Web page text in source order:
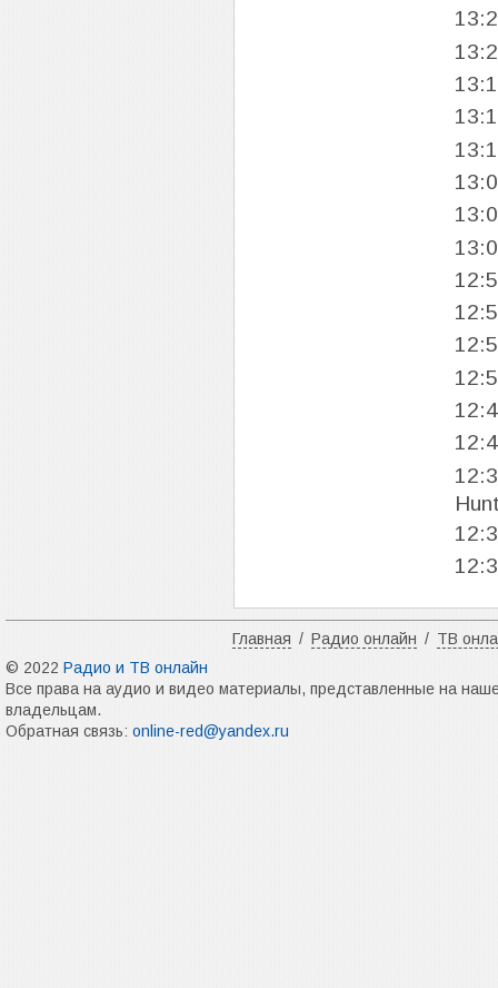
Главная / Радио онлайн / ТВ
© 2022 Радио и ТВ онлайн
Все права на аудио и видео материалы, представленные на
владельцам.
Обратная связь: online-red@yandex.ru